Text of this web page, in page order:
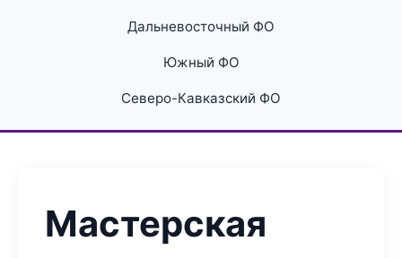
Дальневосточный ФО
Южный ФО
Северо-Кавказский ФО
Мастерская